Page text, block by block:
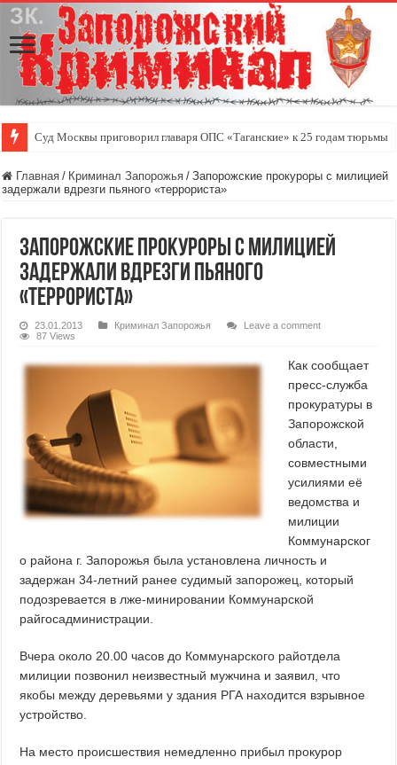
Суд Москвы приговорил главаря ОПС «Таганские» к 25 годам тюрьмы
Главная / Криминал Запорожья / Запорожские прокуроры с милицией
задержали вдрезги пьяного «террориста»
Запорожские прокуроры с милицией
задержали вдрезги пьяного
«террориста»
23.01.2013 Криминал Запорожья
Leave a comment
87 Views
Как сообщает
пресс-служба
прокуратуры в
Запорожской
области,
совместными
усилиями её
ведомства и
милиции
Коммунарског
о района г. Запорожья была установлена ​​личность и
задержан 34-летний ранее судимый запорожец, который
подозревается в лже-минировании Коммунарской
райгосадминистрации.
Вчера около 20.00 часов до Коммунарского райотдела
милиции позвонил неизвестный мужчина и заявил, что
якобы между деревьями у здания РГА находится взрывное
устройство.
На место происшествия немедленно прибыл прокурор